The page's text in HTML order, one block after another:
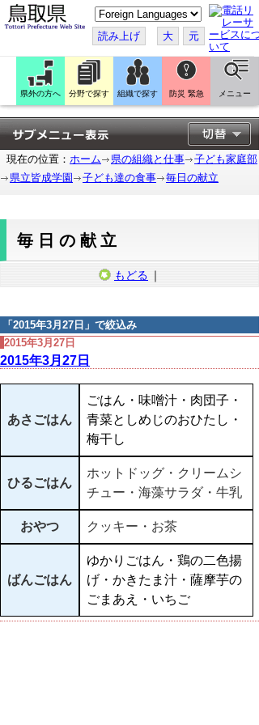
こ
の
ペ
ー
ジ
翻
訳
す
る
読み上げ 大 元
県外の方へ 分野で探す 組織で探す 防災 緊急 メニュー
現在の位置： ホーム 県の組織と仕事
子ども家庭部
県立皆成学園
子ども達の食事 毎日の献立
毎日の献立
もどる ｜
「 2015年3月27日 」で絞込み
2015年3月27日
2015年3月27日
あさごはん
ごはん・味噌汁・肉団子・
青菜としめじのおひたし・
梅干し
ひるごはん
ホットドッグ・クリームシ
チュー・海藻サラダ・牛乳
おやつ クッキー・お茶
ばんごはん
ゆかりごはん・鶏の二色揚
げ・かきたま汁・薩摩芋の
ごまあえ・いちご